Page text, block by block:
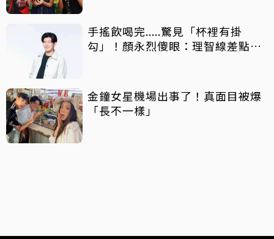
手搖飲喝完.....驚見「杯裡有掛
勾」！顏永烈傻眼：理智線差點斷
金鐘女星機場出事了！真面目被爆
「長不一樣」